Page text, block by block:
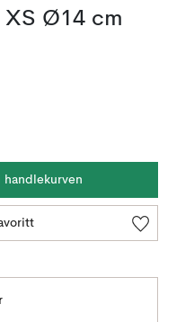
XS Ø14 cm
handlekurven